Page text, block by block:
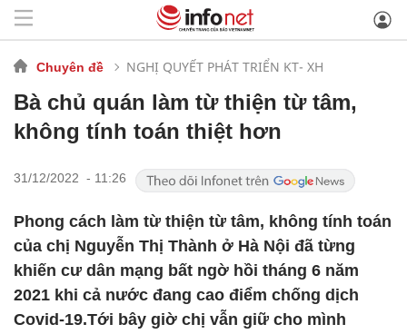
Chuyên đề NGHỊ QUYẾT PHÁT TRIỂN KT- XH
Bà chủ quán làm từ thiện từ tâm,
không tính toán thiệt hơn
31/12/2022 - 11:26
Phong cách làm từ thiện từ tâm, không tính toán
của chị Nguyễn Thị Thành ở Hà Nội đã từng
khiến cư dân mạng bất ngờ hồi tháng 6 năm
2021 khi cả nước đang cao điểm chống dịch
Covid-19.Tới bây giờ chị vẫn giữ cho mình